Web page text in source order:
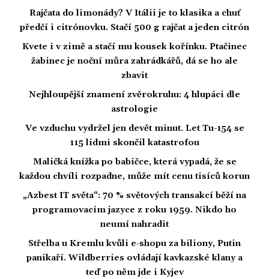
Rajčata do limonády? V Itálii je to klasika a chuť
předčí i citrónovku. Stačí 500 g rajčat a jeden citrón
Kvete i v zimě a stačí mu kousek kořínku. Ptačinec
žabinec je noční můra zahrádkářů, dá se ho ale
zbavit
Nejhloupější znamení zvěrokruhu: 4 hlupáci dle
astrologie
Ve vzduchu vydržel jen devět minut. Let Tu-154 se
115 lidmi skončil katastrofou
Maličká knížka po babičce, která vypadá, že se
každou chvíli rozpadne, může mít cenu tisíců korun
„Azbest IT světa“: 70 % světových transakcí běží na
programovacím jazyce z roku 1959. Nikdo ho
neumí nahradit
Střelba u Kremlu kvůli e-shopu za biliony, Putin
panikaří. Wildberries ovládají kavkazské klany a
teď po něm jde i Kyjev